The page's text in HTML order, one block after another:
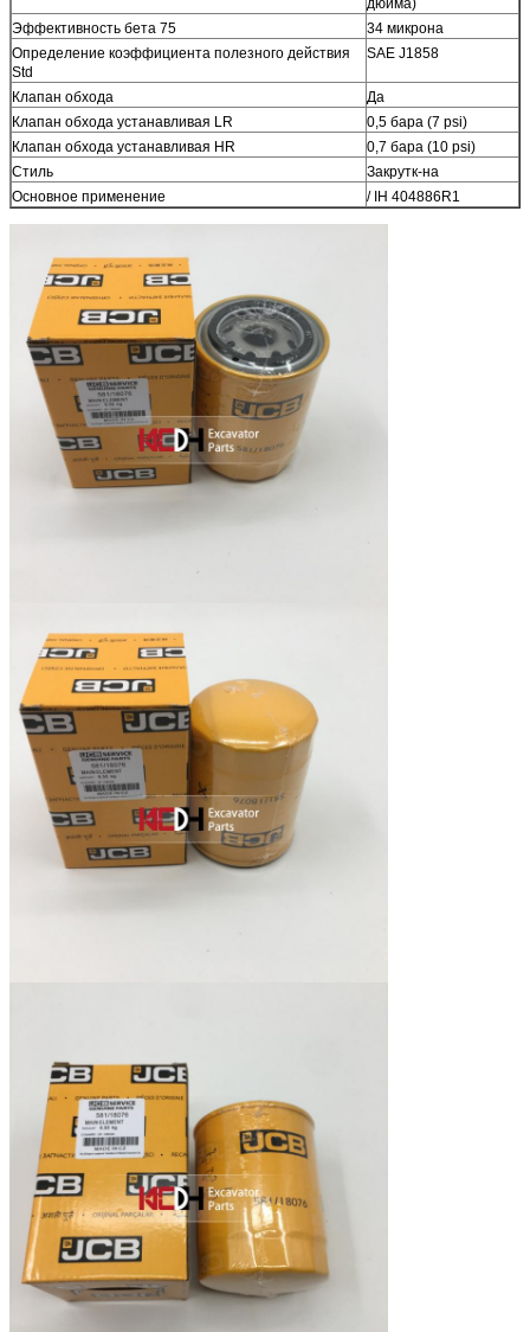
дюйма)
Эффективность бета 75
34 микрона
Определение коэффициента полезного действия
Std
SAE J1858
Клапан обхода
Да
Клапан обхода устанавливая LR
0,5 бара (7 psi)
Клапан обхода устанавливая HR
0,7 бара (10 psi)
Стиль
Закрутк-на
Основное применение
/ IH 404886R1